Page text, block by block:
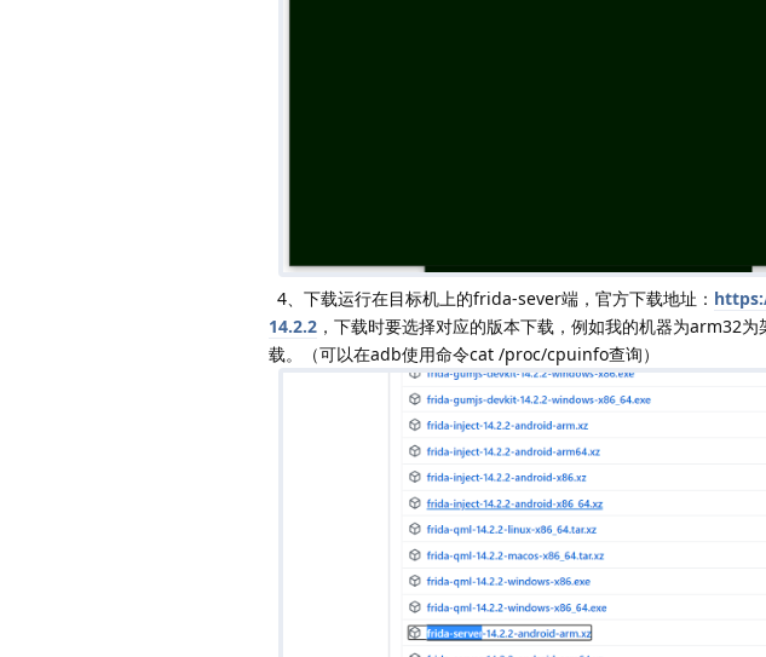
4、下载运行在目标机上的frida-sever端，官方下载地址：
14.2.2 ，下载时要选择对应的版本下载，例如我的机器为
载。（可以在adb使用命令cat /proc/cpuinfo查询）